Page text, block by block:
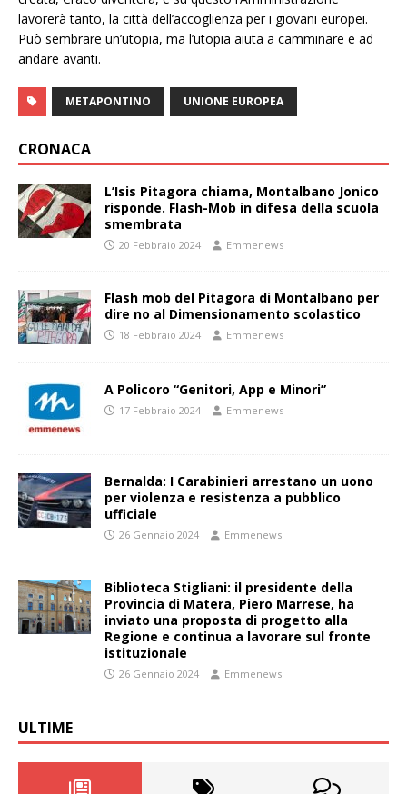
lavorerà tanto, la città dell’accoglienza per i giovani europei.
Può sembrare un’utopia, ma l’utopia aiuta a camminare e ad
andare avanti.
METAPONTINO UNIONE EUROPEA
CRONACA
L’Isis Pitagora chiama, Montalbano Jonico
risponde. Flash-Mob in difesa della scuola
smembrata
20 Febbraio 2024 Emmenews
Flash mob del Pitagora di Montalbano per
dire no al Dimensionamento scolastico
18 Febbraio 2024 Emmenews
A Policoro “Genitori, App e Minori”
17 Febbraio 2024 Emmenews
Bernalda: I Carabinieri arrestano un uono
per violenza e resistenza a pubblico
ufficiale
26 Gennaio 2024 Emmenews
Biblioteca Stigliani: il presidente della
Provincia di Matera, Piero Marrese, ha
inviato una proposta di progetto alla
Regione e continua a lavorare sul fronte
istituzionale
26 Gennaio 2024 Emmenews
ULTIME